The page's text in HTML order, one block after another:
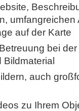
umfangreichen
auf der Karte
bei
auch
zu Ihrem